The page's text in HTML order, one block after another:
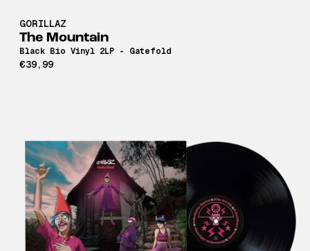
GORILLAZ
The Mountain
Black Bio Vinyl 2LP - Gatefold
€39,99